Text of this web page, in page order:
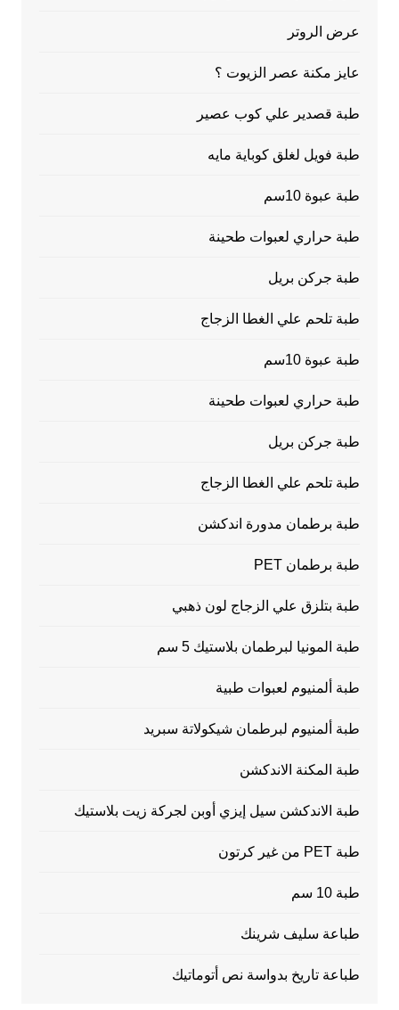
عرض الروتر
عايز مكنة عصر الزيوت ؟
طبة قصدير علي كوب عصير
طبة فويل لغلق كوباية مايه
طبة عبوة 10سم
طبة حراري لعبوات طحينة
طبة جركن بريل
طبة تلحم علي الغطا الزجاج
طبة عبوة 10سم
طبة حراري لعبوات طحينة
طبة جركن بريل
طبة تلحم علي الغطا الزجاج
طبة برطمان مدورة اندكشن
طبة برطمان PET
طبة بتلزق علي الزجاج لون ذهبي
طبة المونيا لبرطمان بلاستيك 5 سم
طبة ألمنيوم لعبوات طبية
طبة ألمنيوم لبرطمان شيكولاتة سبريد
طبة المكنة الاندكشن
طبة الاندكشن سيل إيزي أوبن لجركة زيت بلاستيك
طبة PET من غير كرتون
طبة 10 سم
طباعة سليف شرينك
طباعة تاريخ بدواسة نص أتوماتيك